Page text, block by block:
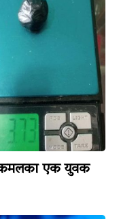
कमलका एक युवक